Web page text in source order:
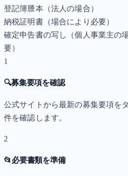
登記簿謄本（法人の場合）
納税証明書（場合により必要）
確定申告書の写し（個人事業主の場
要）
1
🔍募集要項を確認
公式サイトから最新の募集要項を
件を確認します。
2
📂 必要書類を準備